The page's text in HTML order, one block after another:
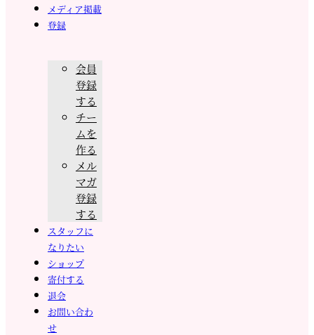
メディア掲載
登録
会員
登録
する
チー
ムを
作る
メル
マガ
登録
する
スタッフに
なりたい
ショップ
寄付する
退会
お問い合わ
せ